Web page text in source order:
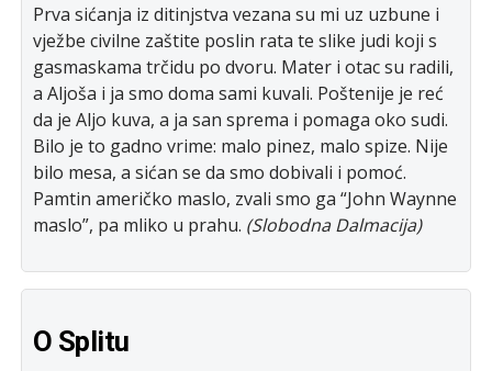
Prva sićanja iz ditinjstva vezana su mi uz uzbune i
vježbe civilne zaštite poslin rata te slike judi koji s
gasmaskama trčidu po dvoru. Mater i otac su radili,
a Aljoša i ja smo doma sami kuvali. Poštenije je reć
da je Aljo kuva, a ja san sprema i pomaga oko sudi.
Bilo je to gadno vrime: malo pinez, malo spize. Nije
bilo mesa, a sićan se da smo dobivali i pomoć.
Pamtin američko maslo, zvali smo ga “John Waynne
maslo”, pa mliko u prahu. (Slobodna Dalmacija)
O Splitu